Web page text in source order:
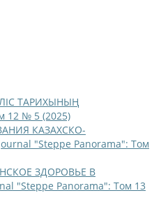
ТАРИХЫНЫҢ
12 № 5 (2025)
КАЗАХСКО-
"Steppe Panorama": Том
ЗДОРОВЬЕ В
"Steppe Panorama": Том 13